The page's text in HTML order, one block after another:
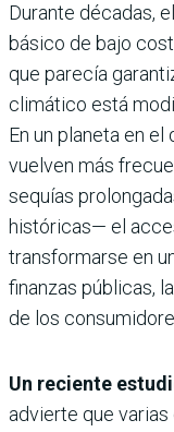
Durante décadas,
básico de bajo
que parecía
climático está
En un planeta en
vuelven más
sequías
históricas— el
transformarse en
finanzas públicas,
de los
Un reciente
advierte que